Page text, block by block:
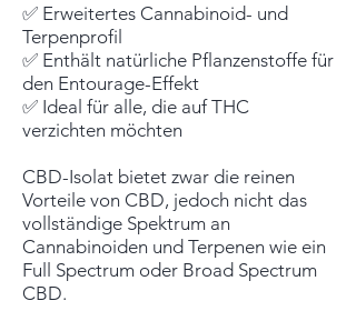
✅ Erweitertes Cannabinoid- und
Terpenprofil
✅ Enthält natürliche Pflanzenstoffe für
den Entourage-Effekt
✅ Ideal für alle, die auf THC
verzichten möchten
CBD-Isolat bietet zwar die reinen
Vorteile von CBD, jedoch nicht das
vollständige Spektrum an
Cannabinoiden und Terpenen wie ein
Full Spectrum oder Broad Spectrum
CBD.